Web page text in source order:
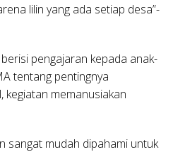
lilin yang ada setiap desa”-
pengajaran kepada anak-
tentang pentingnya
kegiatan memanusiakan
sangat mudah dipahami untuk